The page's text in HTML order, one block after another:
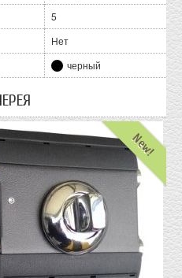
5
Нет
черный
New!